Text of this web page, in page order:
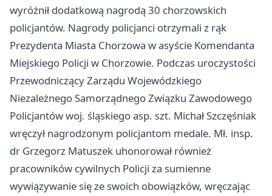
wyróżnił dodatkową nagrodą 30 chorzowskich
policjantów. Nagrody policjanci otrzymali z rąk
Prezydenta Miasta Chorzowa w asyście Komendanta
Miejskiego Policji w Chorzowie. Podczas uroczystości
Przewodniczący Zarządu Wojewódzkiego
Niezależnego Samorządnego Związku Zawodowego
Policjantów woj. śląskiego asp. szt. Michał Szczęśniak
wręczył nagrodzonym policjantom medale. Mł. insp.
dr Grzegorz Matuszek uhonorował również
pracowników cywilnych Policji za sumienne
wywiązywanie się ze swoich obowiązków, wręczając